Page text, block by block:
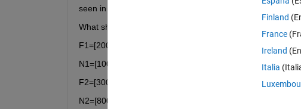
seen in my code. But it just plots a horizontal line...? I
What should I do? Thank you.
F1=[200 200 200];
N1=[10000 15000 20000];
F2=[300 300 300];
N2=[8000 7000 7500];
Finland
France
Ireland
Italia